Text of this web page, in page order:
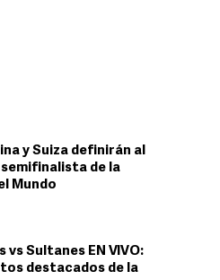
y Suiza definirán al
de la
Mundo
vs Sultanes EN VIVO:
destacados de la